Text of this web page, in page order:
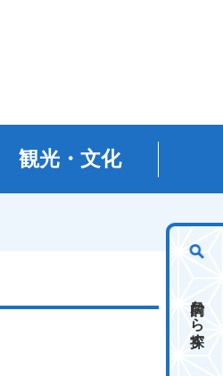
観光・文化
目的から探す